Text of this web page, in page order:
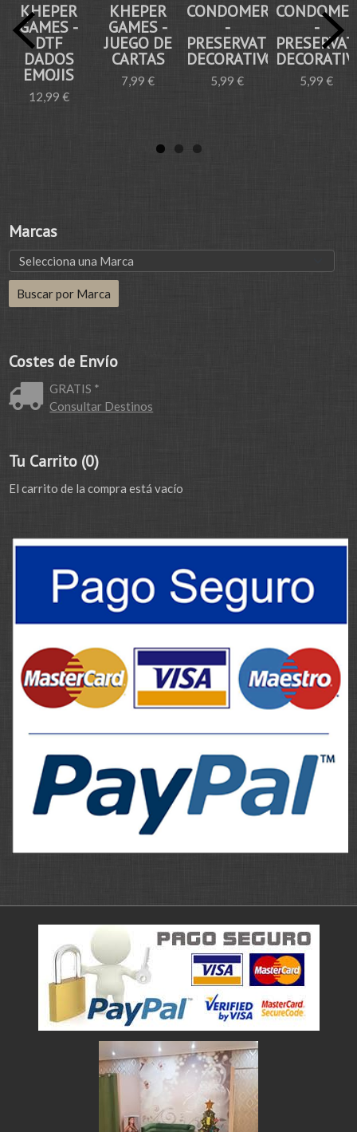
Marcas
Costes de Envío
GRATIS *
Consultar Destinos
Tu Carrito (0)
El carrito de la compra está vacío
KHEPER
GAMES -
DTF
DADOS
EMOJIS
12,99 €
KHEPER
GAMES -
JUEGO DE
CARTAS
7,99 €
CONDOMERIE
-
PRESERVATIVO
DECORATIVO...
5,99 €
-
5,99 €